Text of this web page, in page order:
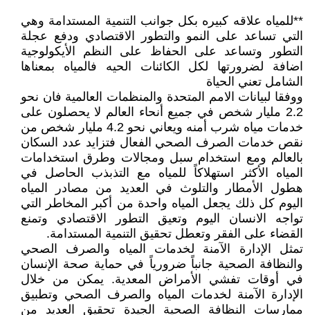
**للمياه علاقه كبيره بكل جوانب التنمية المستدامة وهي
التي تساعد على النمو والتطور الاقتصادي ودفع عجلة
التطور وتساعد على الحفاظ على النظم الأيكولوجية
اضافة لضرورتها لكل الكائنات الحيه فالمياه بمعناها
الشامل تعني الحياة
ووفقا لبيانات الامم المتحدة والمنظمات العالمية فان نحو
2.2 مليار شخص في جميع أنحاء العالم لا يحصلون على
خدمات مياه شرب أمنه ويعاني نحو 4.2 مليار شخص من
نقص خدمات الصرف الصحي الفعال فتزايد عدد السكان
بالعالم ومع استخدام سبل ومجالات وطرق استخدامات
المياه الأكثر استهلاكاً للمياه مع التذبذب الحاصل في
هطول الأمطار والتلوث في العديد من مصادر المياه
اليوم كل ذلك يجعل المياه واحدة من أكبر المخاطر التي
تواجه الانسان اليوم وتعيق التطور الاقتصادي وتمنع
القضاء على الفقر وتعطل تحقيق التنمية المستدامة.
تمثل الإدارة الآمنة لخدمات المياه والصرف الصحي
والنظافة الصحية جانباً ضرورياً في حماية صحة الإنسان
في أوقات تفشي الأمراض المعدية. يمكن من خلال
الإدارة الآمنة لخدمات المياه والصرف الصحي وتطبيق
ممارسات النظافة الصحية الجيدة تحقيق العديد من